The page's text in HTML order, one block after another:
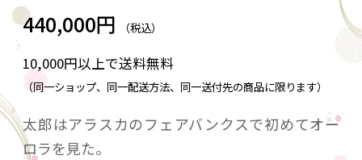
440,000円 （税込）
10,000円以上で送料無料
（同一ショップ、同一配送方法、同一送付先の商品に限ります）
太郎はアラスカのフェアバンクスで初めてオー
ロラを見た。